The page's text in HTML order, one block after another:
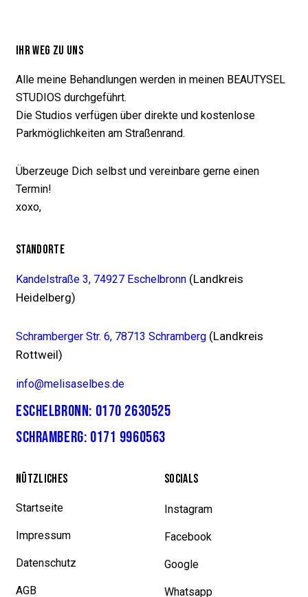
IHR WEG ZU UNS
Alle meine Behandlungen werden in meinen BEAUTYSEL
STUDIOS durchgeführt.
Die Studios verfügen über direkte und kostenlose
Parkmöglichkeiten am Straßenrand.
Überzeuge Dich selbst und vereinbare gerne einen
Termin!
xoxo,
STANDORTE
Kandelstraße 3, 74927 Eschelbronn (Landkreis
Heidelberg)
Schramberger Str. 6, 78713 Schramberg (Landkreis
Rottweil)
info@melisaselbes.de
ESCHELBRONN: 0170 2630525
SCHRAMBERG: 0171 9960563
NÜTZLICHES
Startseite
Impressum
Datenschutz
AGB
SOCIALS
Instagram
Facebook
Google
Whatsapp